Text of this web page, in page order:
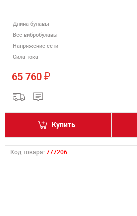
Длина булавы
Вес вибробулавы
Напряжение сети
Сила тока
65 760 ₽
Купить
Код товара: 777206